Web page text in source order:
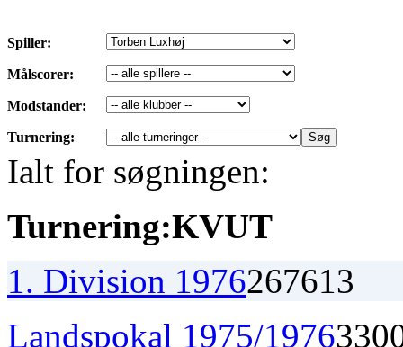
Spiller:
Målscorer:
Modstander:
Turnering:
Ialt for søgningen:
Turnering:KVUT
1. Division 1976267613
Landspokal 1975/1976330